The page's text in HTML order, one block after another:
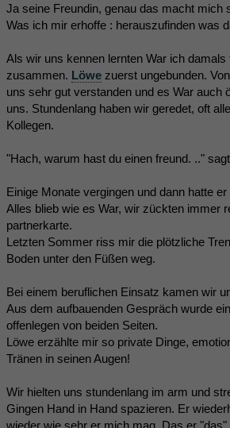
Ja seine Freundin, genau das macht mich
Was ich mir erhoffe : herauszufinden was
Als wir uns kennen lernten War ich
zusammen. Löwe zuerst ungebunden.
uns sehr gut verstanden und es War auch
uns. Stundenlang haben wir geredet, oft
Kollegen.
"Hach, warum hast du einen freund. .."
Einige Monate vergingen und dann hatte
Alles blieb wie es War, wir zückten immer
partnerkarte.
Letzten Sommer riss mir die plötzliche
Boden unter den Füßen weg.
Bei einem beruflichen Einsatz kamen wir
Aus dem aufbauenden Gespräch wurde
offenlegen von beiden Seiten.
Löwe erzählte mir so private Dinge,
Tränen in seinen Augen!
Wir hielten uns stundenlang im arm und
Gingen Hand in Hand spazieren. Er
wieder wie sehr er mich mag. Das er